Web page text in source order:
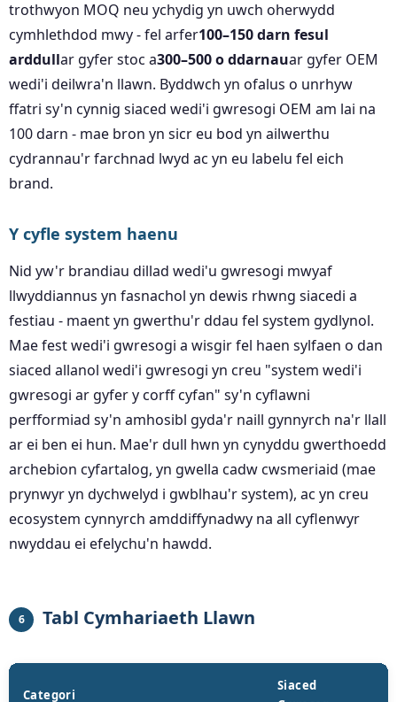
trothwyon MOQ neu ychydig yn uwch oherwydd
cymhlethdod mwy - fel arfer100–150 darn fesul
arddullar gyfer stoc a300–500 o ddarnauar gyfer OEM
wedi'i deilwra'n llawn. Byddwch yn ofalus o unrhyw
ffatri sy'n cynnig siaced wedi'i gwresogi OEM am lai na
100 darn - mae bron yn sicr eu bod yn ailwerthu
cydrannau'r farchnad lwyd ac yn eu labelu fel eich
brand.
Y cyfle system haenu
Nid yw'r brandiau dillad wedi'u gwresogi mwyaf
llwyddiannus yn fasnachol yn dewis rhwng siacedi a
festiau - maent yn gwerthu'r ddau fel system gydlynol.
Mae fest wedi'i gwresogi a wisgir fel haen sylfaen o dan
siaced allanol wedi'i gwresogi yn creu "system wedi'i
gwresogi ar gyfer y corff cyfan" sy'n cyflawni
perfformiad sy'n amhosibl gyda'r naill gynnyrch na'r llall
ar ei ben ei hun. Mae'r dull hwn yn cynyddu gwerthoedd
archebion cyfartalog, yn gwella cadw cwsmeriaid (mae
prynwyr yn dychwelyd i gwblhau'r system), ac yn creu
ecosystem cynnyrch amddiffynadwy na all cyflenwyr
nwyddau ei efelychu'n hawdd.
6 Tabl Cymhariaeth Llawn
Categori
Siaced